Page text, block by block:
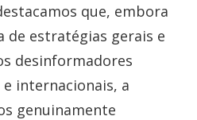
que, embora
de estratégias gerais e
desinformadores
internacionais, a
genuinamente